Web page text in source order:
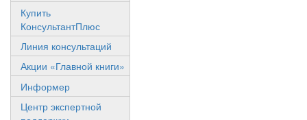
Купить
КонсультантПлюс
Линия консультаций
Акции «Главной книги»
Информер
Центр экспертной